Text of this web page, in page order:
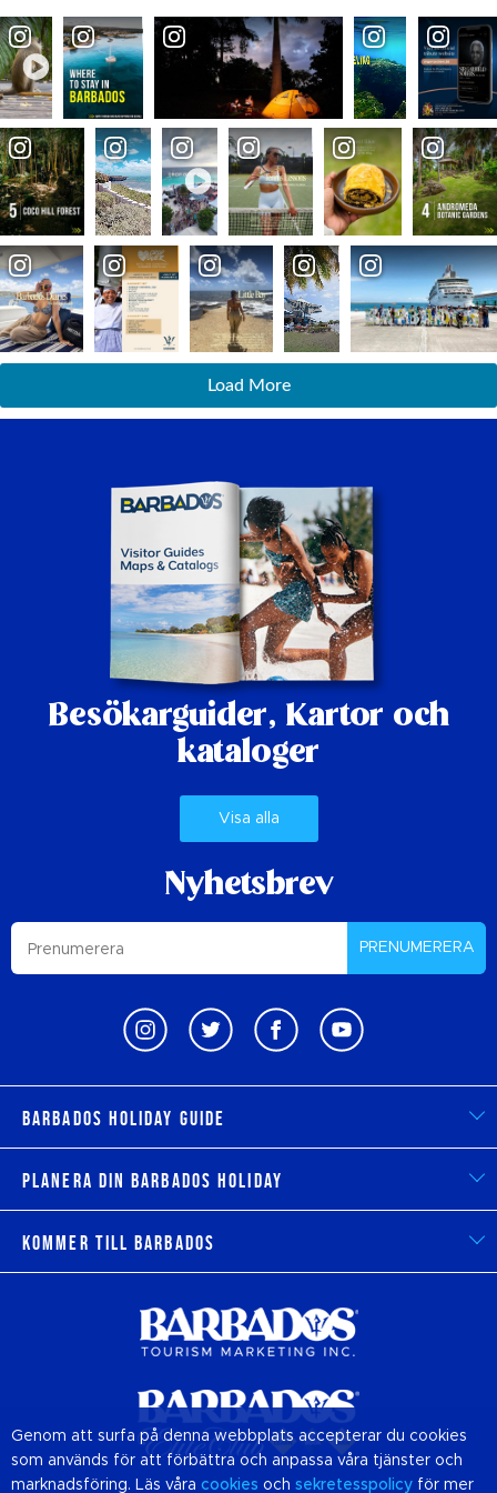
Load More
Besökarguider, Kartor och
kataloger
Visa alla
Nyhetsbrev
PRENUMERERA
Barbados Holiday Guide
Planera din Barbados Holiday
Kommer till Barbados
Genom att surfa på denna webbplats accepterar du cookies
som används för att förbättra och anpassa våra tjänster och
marknadsföring. Läs våra cookies och sekretesspolicy för mer